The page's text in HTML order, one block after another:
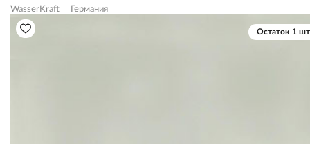
WasserKraft Германия
Остаток 1 шт